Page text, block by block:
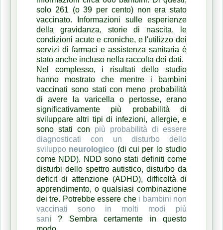
solo 261 (o 39 per cento) non era stato
vaccinato.
Informazioni sulle esperienze
della gravidanza, storie di nascita, le
condizioni acute e croniche, e l'utilizzo dei
servizi di farmaci e assistenza sanitaria è
stato anche incluso nella raccolta dei dati.
Nel complesso, i risultati dello studio
hanno mostrato che mentre i bambini
vaccinati sono stati con meno probabilità
di avere la varicella o pertosse, erano
significativamente più probabilità di
sviluppare altri tipi di infezioni, allergie, e
sono stati con più probabilità di essere
diagnosticati con un disturbo dello
sviluppo neurologico (di cui per lo studio
come NDD). NDD sono stati definiti come
disturbi dello spettro autistico, disturbo da
deficit di attenzione (ADHD), difficoltà di
apprendimento, o qualsiasi combinazione
dei tre. Potrebbe essere che i bambini non
vaccinati sono in molti modi più
sani ? Sembra certamente in questo